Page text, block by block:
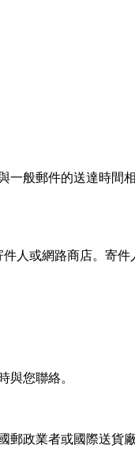
般郵件的送達時間
人或網路商店。寄件
與您聯絡。
政業者或國際送貨